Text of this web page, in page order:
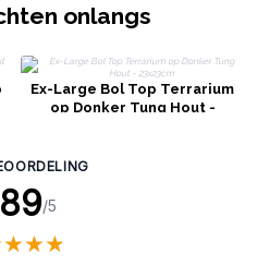
onlangs
Ex-Large Bol Top Terrarium
op Donker Tung Hout -
/5
★★★
★★★